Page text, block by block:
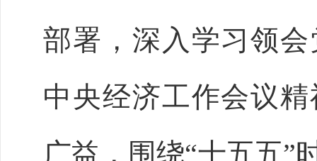
部署，深入学习领
中央经济工作会议
广益，围绕“十五五”